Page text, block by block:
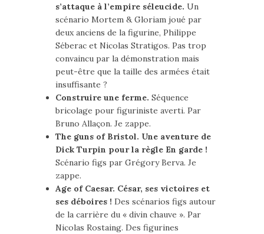
s’attaque à l’empire séleucide. Un
scénario Mortem & Gloriam joué par
deux anciens de la figurine, Philippe
Séberac et Nicolas Stratigos. Pas trop
convaincu par la démonstration mais
peut-être que la taille des armées était
insuffisante ?
Construire une ferme. Séquence
bricolage pour figuriniste averti. Par
Bruno Allaçon. Je zappe.
The guns of Bristol. Une aventure de
Dick Turpin pour la règle En garde !
Scénario figs par Grégory Berva. Je
zappe.
Age of Caesar. César, ses victoires et
ses déboires ! Des scénarios figs autour
de la carrière du « divin chauve ». Par
Nicolas Rostaing. Des figurines